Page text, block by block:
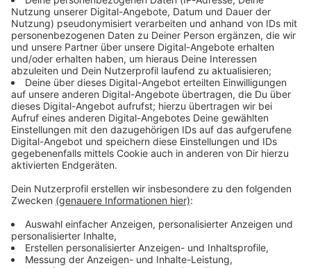
So haben wir damals
gefeiert!
Gerade läuft:I love your
smile - Shanice
Audiotitel - Schlagersahne
Schlagersahne
Helene & Co!
Schlagerfeeling und gute
Laune nonstop.
Schlagerfeeling und gute
Laune nonstop